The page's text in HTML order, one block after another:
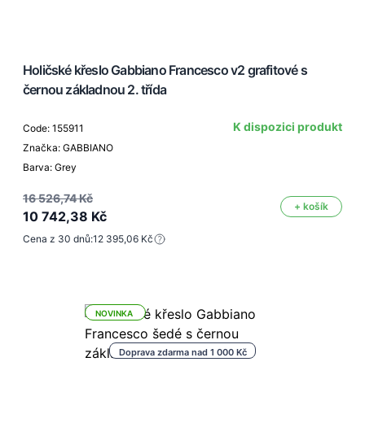
Holičské křeslo Gabbiano Francesco v2 grafitové s
černou základnou 2. třída
Code: 155911
Značka: GABBIANO
Barva: Grey
K dispozici produkt
16 526,74 Kč
10 742,38 Kč
+ košík
Cena z 30 dnů:12 395,06 Kč
Doprava zdarma nad 1 000 Kč
NOVINKA